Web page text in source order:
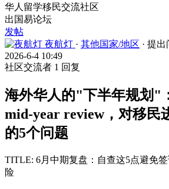
华人留学移民交流社区
出国易论坛
发帖
夜航灯 · 其他国家/地区 · 提出
2026-6-4 10:49
社区交流者 1 回复
海外华人的"下半年规划"
mid-year review，对移民
的5个问题
TITLE: 6月中期复盘：自查这5点避免
险